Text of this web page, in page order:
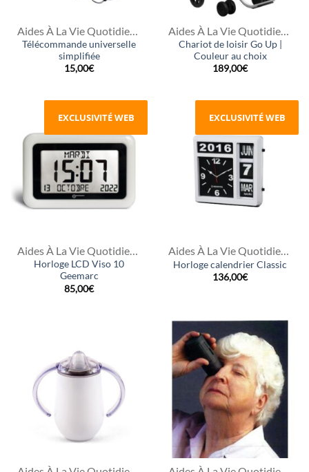
Aides À La Vie Quotidienne
Télécommande universelle
simplifiée
15,00€
Aides À La Vie Quotidienne
Chariot de loisir Go Up |
Couleur au choix
189,00€
EXCLUSIVITÉ WEB
Aides À La Vie Quotidienne
Horloge LCD Viso 10
Geemarc
85,00€
EXCLUSIVITÉ WEB
Aides À La Vie Quotidienne
Horloge calendrier Classic
136,00€